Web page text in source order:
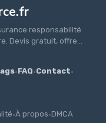
responsabilité
Devis gratuit, offre...
·FAQ·Contact·
·À propos·DMCA